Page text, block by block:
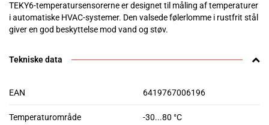
TEKY6-temperatursensorerne er designet til måling af temperaturer
i automatiske HVAC-systemer. Den valsede følerlomme i rustfrit stål
giver en god beskyttelse mod vand og støv.
Tekniske data
EAN 6419767006196
Temperaturområde -30...80 °C